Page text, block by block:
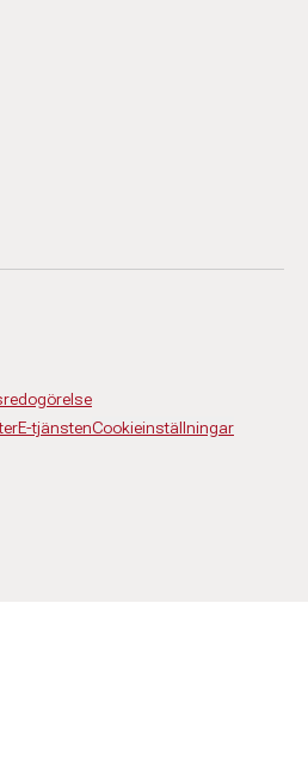
E-tjänstenCookieinställningar